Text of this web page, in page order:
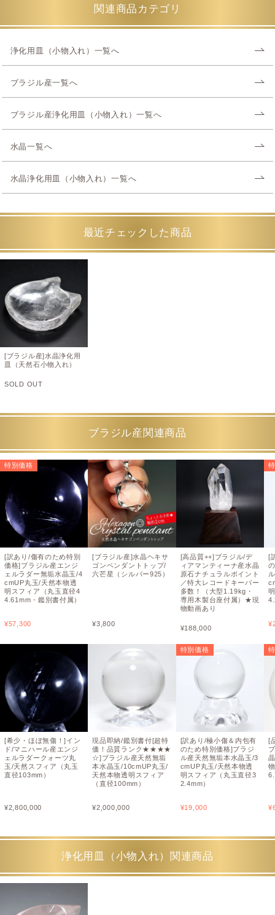
関連商品カテゴリ
浄化用皿（小物入れ）一覧へ
ブラジル産一覧へ
ブラジル産浄化用皿（小物入れ）一覧へ
水晶一覧へ
水晶浄化用皿（小物入れ）一覧へ
最近チェックした商品
[ブラジル産]水晶浄化用
皿（天然石小物入れ）
SOLD OUT
ブラジル産関連商品
特別価格
[訳あり/傷有のため特別
価格]ブラジル産エンジ
ェルラダー無垢水晶玉/4
cmUP丸玉/天然本物透
明スフィア（丸玉直径4
4.61mm・鑑別書付属）
¥57,300
[希少・ほぼ無傷！]イン
ド/マニハール産エンジ
ェルラダークォーツ丸
玉/天然スフィア（丸玉
直径103mm）
¥2,800,000
[ブラジル産]水晶ヘキサ
ゴンペンダントトップ/
六芒星（シルバー925）
¥3,800
現品即納/鑑別書付[超特
価！品質ランク★★★★
☆]ブラジル産天然無垢
本水晶玉/10cmUP丸玉/
天然本物透明スフィア
（直径100mm）
¥2,000,000
[高品質++]ブラジル/デ
ィアマンティーナ産水晶
原石ナチュラルポイント
／特大レコードキーパー
多数！（大型1.19kg・
専用木製台座付属）★現
物動画あり
¥188,000
特別価格
[訳あり/極小傷＆内包有
のため特別価格]ブラジ
ル産天然無垢本水晶玉/3
cmUP丸玉/天然本物透
明スフィア（丸玉直径3
2.4mm）
¥19,000
[
¥
[
¥
浄化用皿（小物入れ）関連商品